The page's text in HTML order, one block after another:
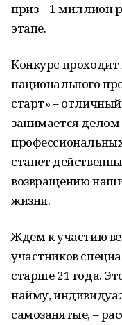
приз – 1 миллион
этапе.
Конкурс
национального
старт» –
занимается
станет
возвращению
жизни.
Ждем к участию
участников
старше 21 года.
найму,
самозанятые, –